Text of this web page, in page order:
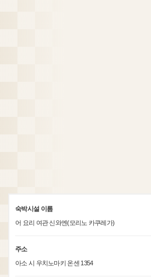
숙박시설 이름
어 요리 여관 신와엔(모리노 카쿠레가)
주소
아소 시 우치노마키 온센 1354